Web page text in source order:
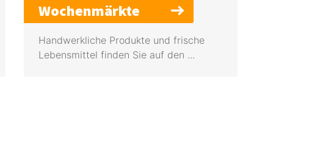
Wochenmärkte
Handwerkliche Produkte und frische
Lebensmittel finden Sie auf den ...